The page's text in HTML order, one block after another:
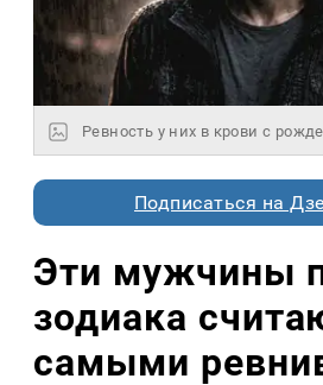
Ревность у них в крови с
Подписаться на
Эти мужчины
зодиака
самыми